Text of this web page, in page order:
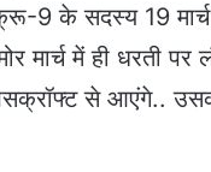
9 के सदस्य 19
मार्च में ही धरती पर
से आएंगे..